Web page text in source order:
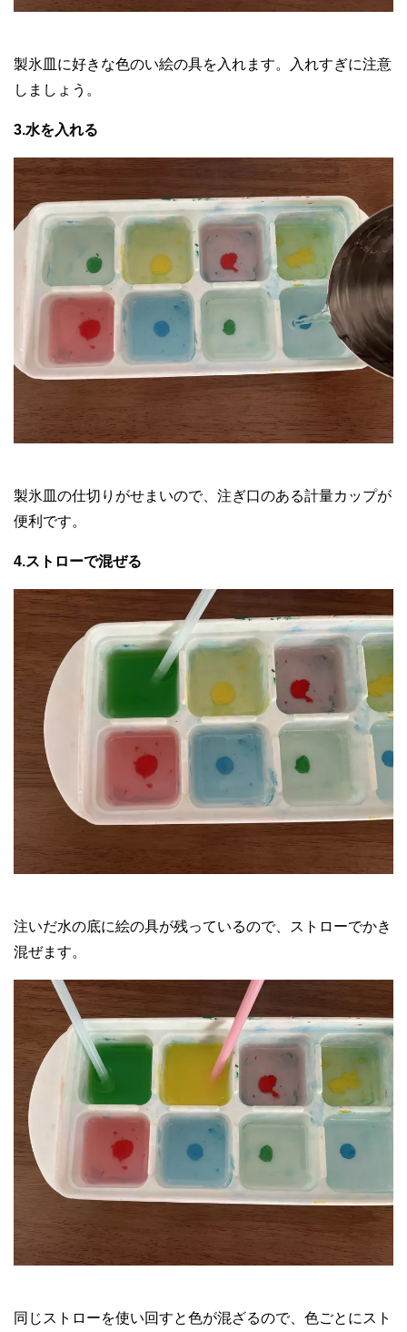
製氷皿に好きな色のい絵の具を入れます。入れすぎに注意
しましょう。
3.水を入れる
製氷皿の仕切りがせまいので、注ぎ口のある計量カップが
便利です。
4.ストローで混ぜる
注いだ水の底に絵の具が残っているので、ストローでかき
混ぜます。
同じストローを使い回すと色が混ざるので、色ごとにスト